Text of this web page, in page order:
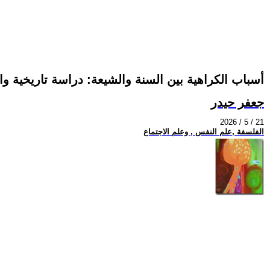
أسباب الكراهية بين السنة والشيعة: دراسة تاريخية
جعفر حيدر
2026 / 5 / 21
الفلسفة ,علم النفس , وعلم الاجتماع